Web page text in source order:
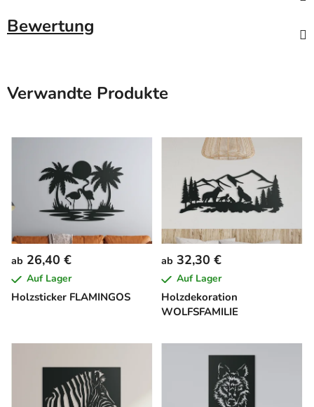
Bewertung
Verwandte Produkte
Holzsticker FLAMINGOS
ab 26,40 €
Auf Lager
Holzdekoration
WOLFSFAMILIE
ab 32,30 €
Auf Lager